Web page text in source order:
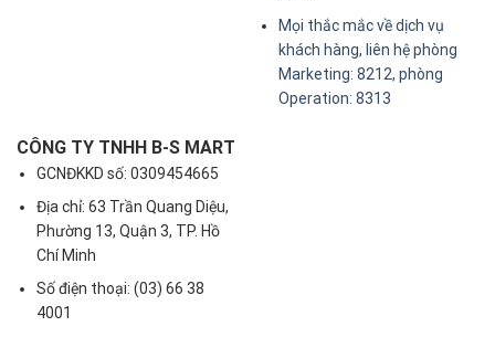
Mọi thắc mắc về dịch vụ
khách hàng, liên hệ phòng
Marketing: 8212, phòng
Operation: 8313
CÔNG TY TNHH B-S MART
GCNĐKKD số: 0309454665
Địa chỉ: 63 Trần Quang Diệu,
Phường 13, Quận 3, TP. Hồ
Chí Minh
Số điện thoại: (03) 66 38
4001